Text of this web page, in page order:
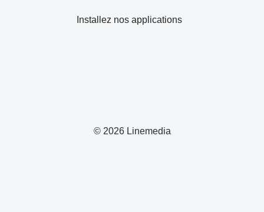
© 2026 Linemedia
Installez nos applications